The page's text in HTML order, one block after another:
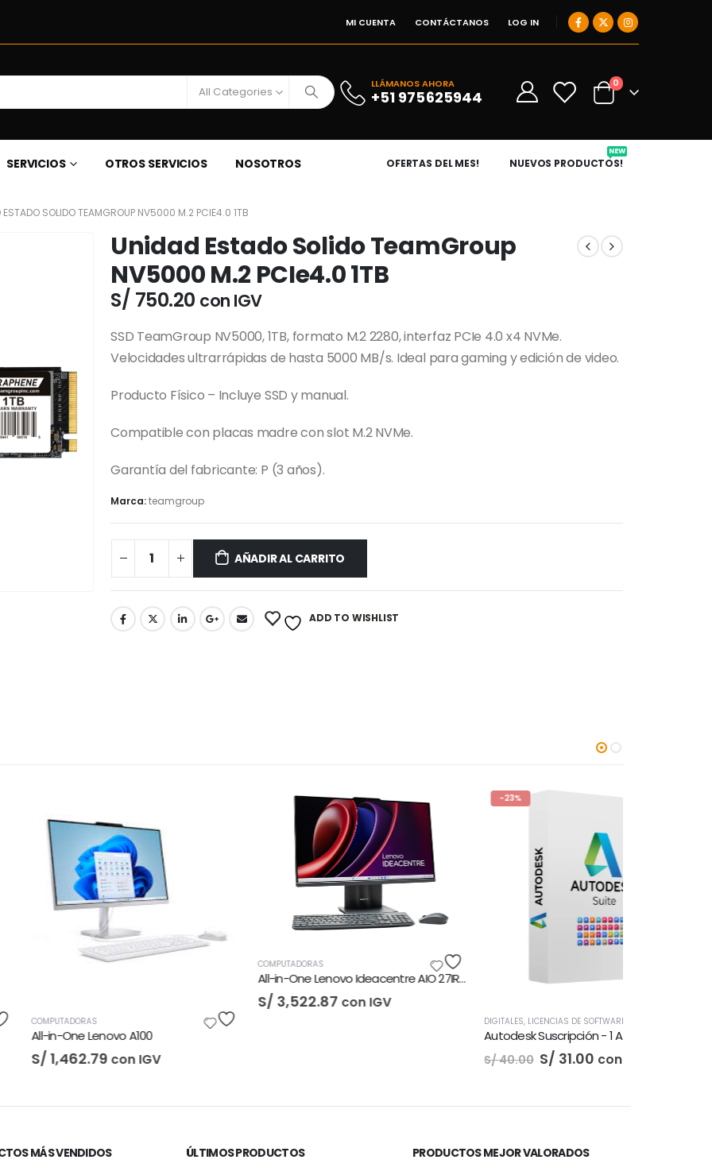
MI CUENTA CONTÁCTANOS LOG IN
All Categories
LLÁMANOS AHORA
+51 975625944
0 0
SERVICIOS OTROS SERVICIOS NOSOTROS OFERTAS DEL MES! NUEVOS PRODUCTOS!
NEW
ESTADO SOLIDO TEAMGROUP NV5000 M.2 PCIE4.0 1TB
Unidad Estado Solido TeamGroup
NV5000 M.2 PCIe4.0 1TB
S/ 750.20 con IGV
SSD TeamGroup NV5000, 1TB, formato M.2 2280, interfaz PCIe 4.0 x4 NVMe.
Velocidades ultrarrápidas de hasta 5000 MB/s. Ideal para gaming y edición de video.
Producto Físico – Incluye SSD y manual.
Compatible con placas madre con slot M.2 NVMe.
Garantía del fabricante: P (3 años).
Marca:teamgroup
AÑADIR AL CARRITO
ADD TO WISHLIST
Lenovo A100
con IGV
All-in-One Lenovo Ideacentre AIO 27IRH9
3,522.87con IGV
LICENCIAS DE SOFTWARE
Autodesk Suscripción - 1 Año
precio
S/31.00El
precio
con IGV
MÁS VENDIDOS
ÚLTIMOS PRODUCTOS PRODUCTOS MEJOR VALORADOS